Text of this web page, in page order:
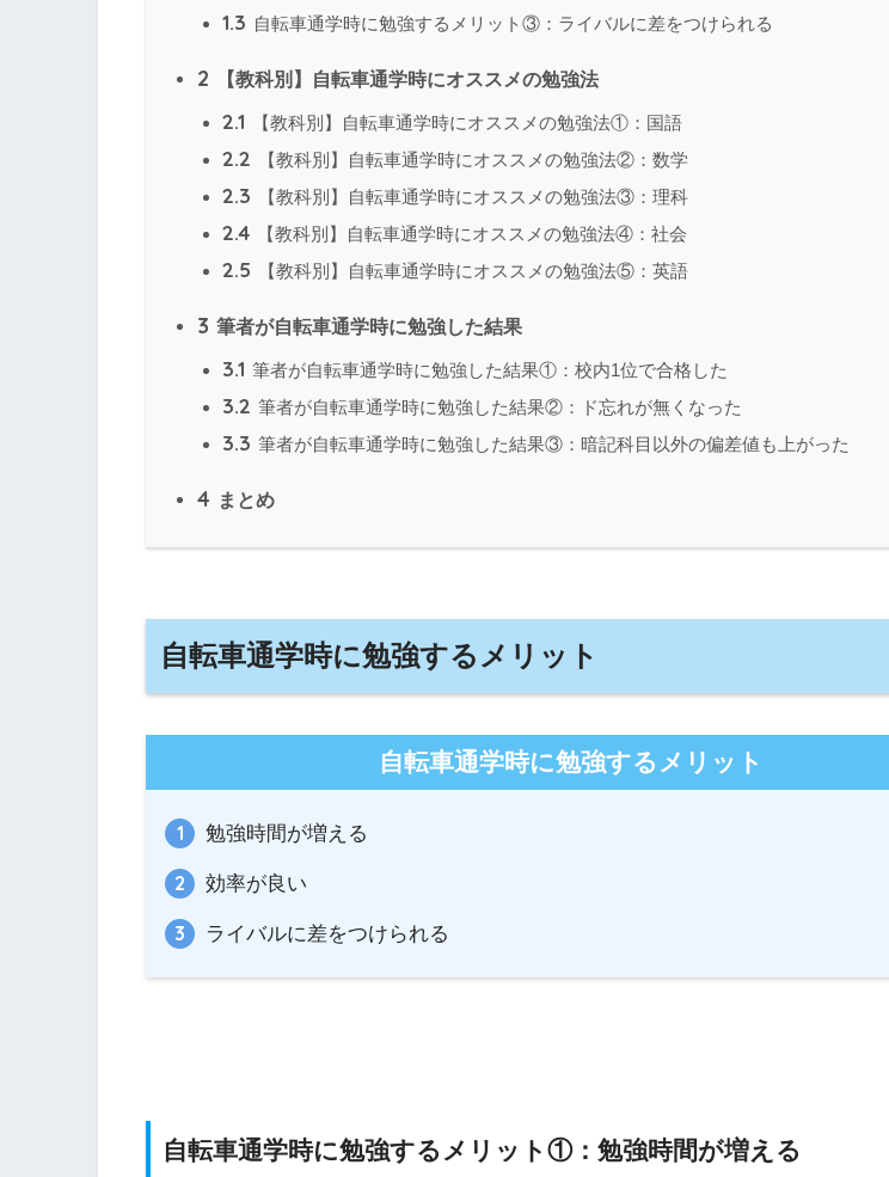
1.3 自転車通学時に勉強するメリット③：ライバルに差をつけられる
2 【教科別】自転車通学時にオススメの勉強法
2.1 【教科別】自転車通学時にオススメの勉強法①：国語
2.2 【教科別】自転車通学時にオススメの勉強法②：数学
2.3 【教科別】自転車通学時にオススメの勉強法③：理科
2.4 【教科別】自転車通学時にオススメの勉強法④：社会
2.5 【教科別】自転車通学時にオススメの勉強法⑤：英語
3 筆者が自転車通学時に勉強した結果
3.1 筆者が自転車通学時に勉強した結果①：校内1位で合格した
3.2 筆者が自転車通学時に勉強した結果②：ド忘れが無くなった
3.3 筆者が自転車通学時に勉強した結果③：暗記科目以外の偏差値も上がった
4 まとめ
自転車通学時に勉強するメリット
自転車通学時に勉強するメリット
勉強時間が増える
効率が良い
ライバルに差をつけられる
自転車通学時に勉強するメリット①：勉強時間が増える